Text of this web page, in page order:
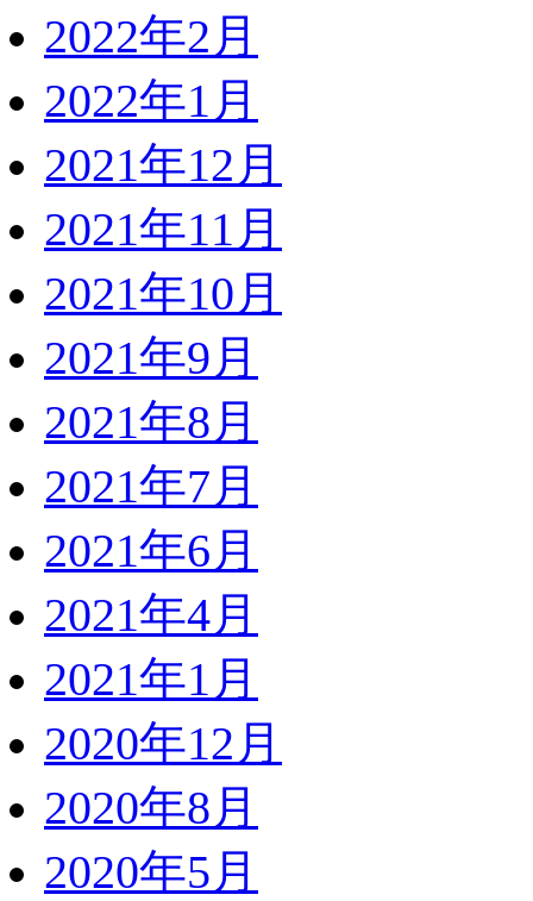
2022年2月
2022年1月
2021年12月
2021年11月
2021年10月
2021年9月
2021年8月
2021年7月
2021年6月
2021年4月
2021年1月
2020年12月
2020年8月
2020年5月